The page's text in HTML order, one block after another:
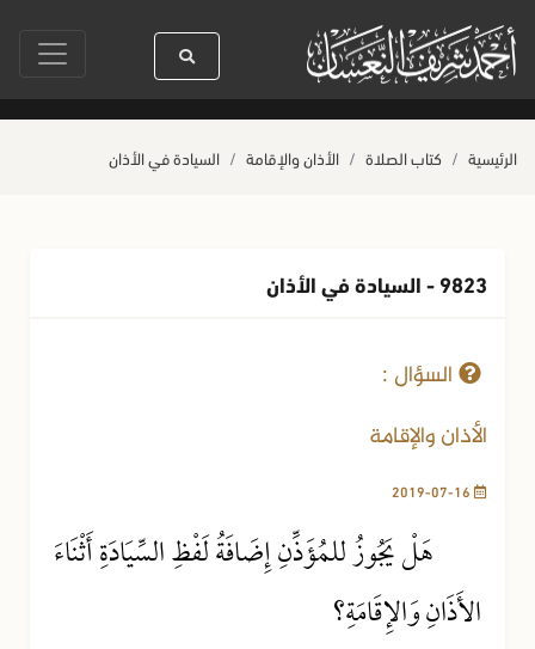
سيدنا رسول الله ﷺ كله رحمة صلاة آخر أربعاء من صفر حياة القلوب
الرئيسية كتاب الصلاة الأذان والإقامة السيادة في الأذان
9823 - السيادة في الأذان
السؤال :
الأذان والإقامة
هَلْ يَجُوزُ للمُؤَذِّنِ إِضَافَةُ لَفْظِ السِّيَادَةِ أَثْنَاءَ
الأَذَانِ وَالإِقَامَةِ؟